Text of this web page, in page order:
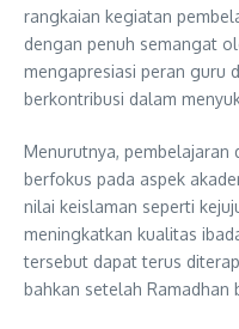
rangkaian kegiatan
dengan penuh semangat
mengapresiasi peran guru
berkontribusi dalam
Menurutnya, pembelajaran
berfokus pada aspek
nilai keislaman seperti
meningkatkan kualitas
tersebut dapat terus
bahkan setelah Ramadhan